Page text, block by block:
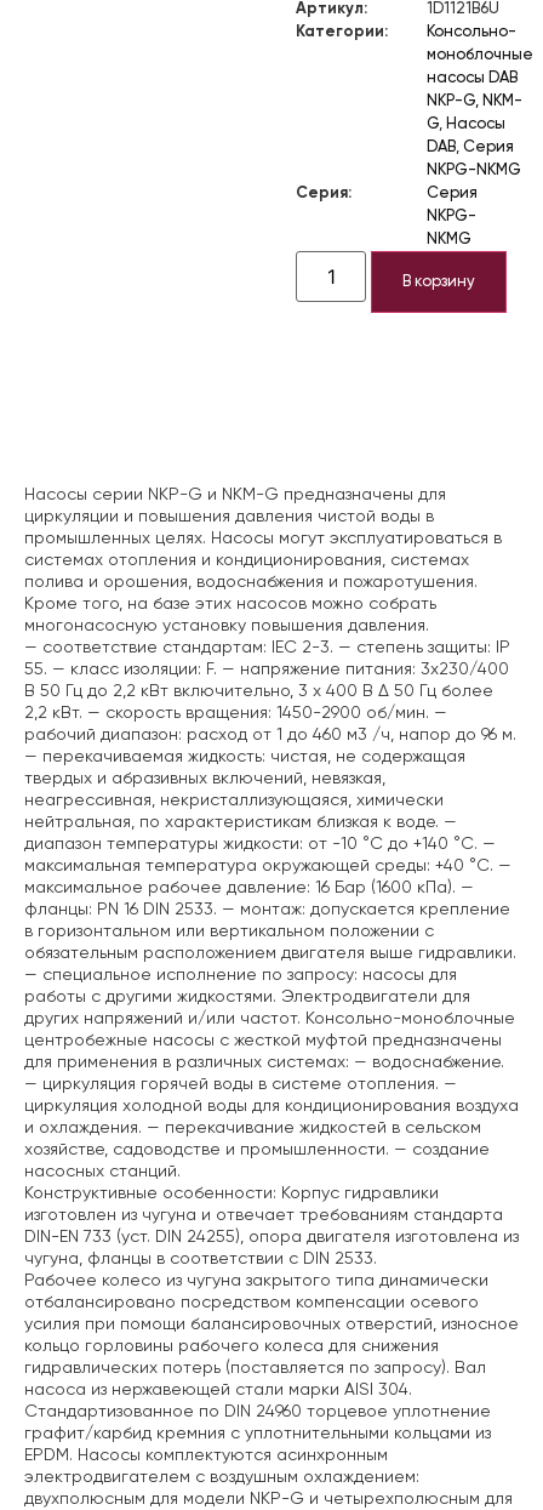
Артикул:
1D1121B6U
Категории:
Консольно-
моноблочные
насосы DAB
NKP-G, NKM-
G, Насосы
DAB, Серия
NKPG-NKMG
Серия:
Серия
NKPG-
NKMG
В корзину
Насосы серии NKP-G и NKM-G предназначены для
циркуляции и повышения давления чистой воды в
промышленных целях. Насосы могут эксплуатироваться в
системах отопления и кондиционирования, системах
полива и орошения, водоснабжения и пожаротушения.
Кроме того, на базе этих насосов можно собрать
многонасосную установку повышения давления.
— соответствие стандартам: IEC 2-3. — степень защиты: IP
55. — класс изоляции: F. — напряжение питания: 3х230/400
В 50 Гц до 2,2 кВт включительно, 3 х 400 В Δ 50 Гц более
2,2 кВт. — скорость вращения: 1450-2900 об/мин. —
рабочий диапазон: расход от 1 до 460 м3 /ч, напор до 96 м.
— перекачиваемая жидкость: чистая, не содержащая
твердых и абразивных включений, невязкая,
неагрессивная, некристаллизующаяся, химически
нейтральная, по характеристикам близкая к воде. —
диапазон температуры жидкости: от -10 °C до +140 °C. —
максимальная температура окружающей среды: +40 °C. —
максимальное рабочее давление: 16 Бар (1600 кПа). —
фланцы: PN 16 DIN 2533. — монтаж: допускается крепление
в горизонтальном или вертикальном положении с
обязательным расположением двигателя выше гидравлики.
— специальное исполнение по запросу: насосы для
работы с другими жидкостями. Электродвигатели для
других напряжений и/или частот. Консольно-моноблочные
центробежные насосы с жесткой муфтой предназначены
для применения в различных системах: — водоснабжение.
— циркуляция горячей воды в системе отопления. —
циркуляция холодной воды для кондиционирования воздуха
и охлаждения. — перекачивание жидкостей в сельском
хозяйстве, садоводстве и промышленности. — создание
насосных станций.
Конструктивные особенности: Корпус гидравлики
изготовлен из чугуна и отвечает требованиям стандарта
DIN-EN 733 (уст. DIN 24255), опора двигателя изготовлена из
чугуна, фланцы в соответствии с DIN 2533.
Рабочее колесо из чугуна закрытого типа динамически
отбалансировано посредством компенсации осевого
усилия при помощи балансировочных отверстий, износное
кольцо горловины рабочего колеса для снижения
гидравлических потерь (поставляется по запросу). Вал
насоса из нержавеющей стали марки AISI 304.
Стандартизованное по DIN 24960 торцевое уплотнение
графит/карбид кремния с уплотнительными кольцами из
EPDM. Насосы комплектуются асинхронным
электродвигателем с воздушным охлаждением:
двухполюсным для модели NKP-G и четырехполюсным для